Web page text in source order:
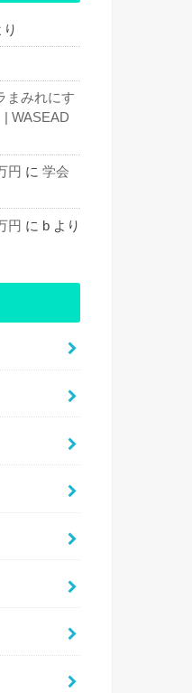
り
まみれにす
WASEAD
円 に 学会
円 に b より